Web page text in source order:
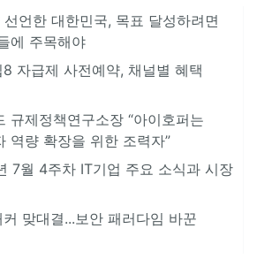
언한 대한민국, 목표 달성하려면
에 주목해야
자급제 사전예약, 채널별 혜택
규제정책연구소장 “아이호퍼는
역량 확장을 위한 조력자”
7월 4주차 IT기업 주요 소식과 시장
맞대결...보안 패러다임 바꾼